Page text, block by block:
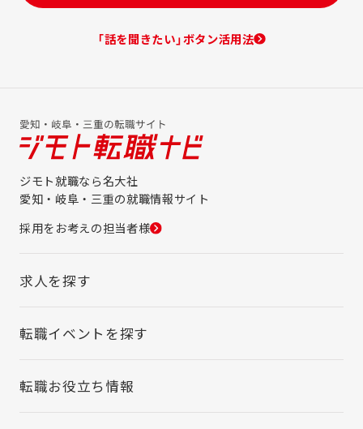
「話を聞きたい」ボタン活用法
ジモト就職なら名大社
愛知・岐阜・三重の就職情報サイト
採用をお考えの担当者様
求人を探す
転職イベントを探す
転職お役立ち情報